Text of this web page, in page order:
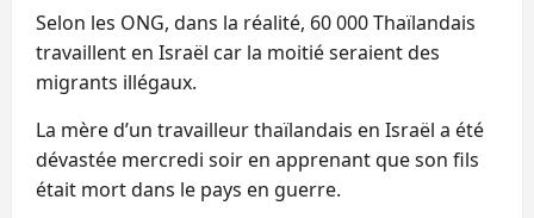
Selon les ONG, dans la réalité, 60 000 Thaïlandais
travaillent en Israël car la moitié seraient des
migrants illégaux.
La mère d’un travailleur thaïlandais en Israël a été
dévastée mercredi soir en apprenant que son fils
était mort dans le pays en guerre.